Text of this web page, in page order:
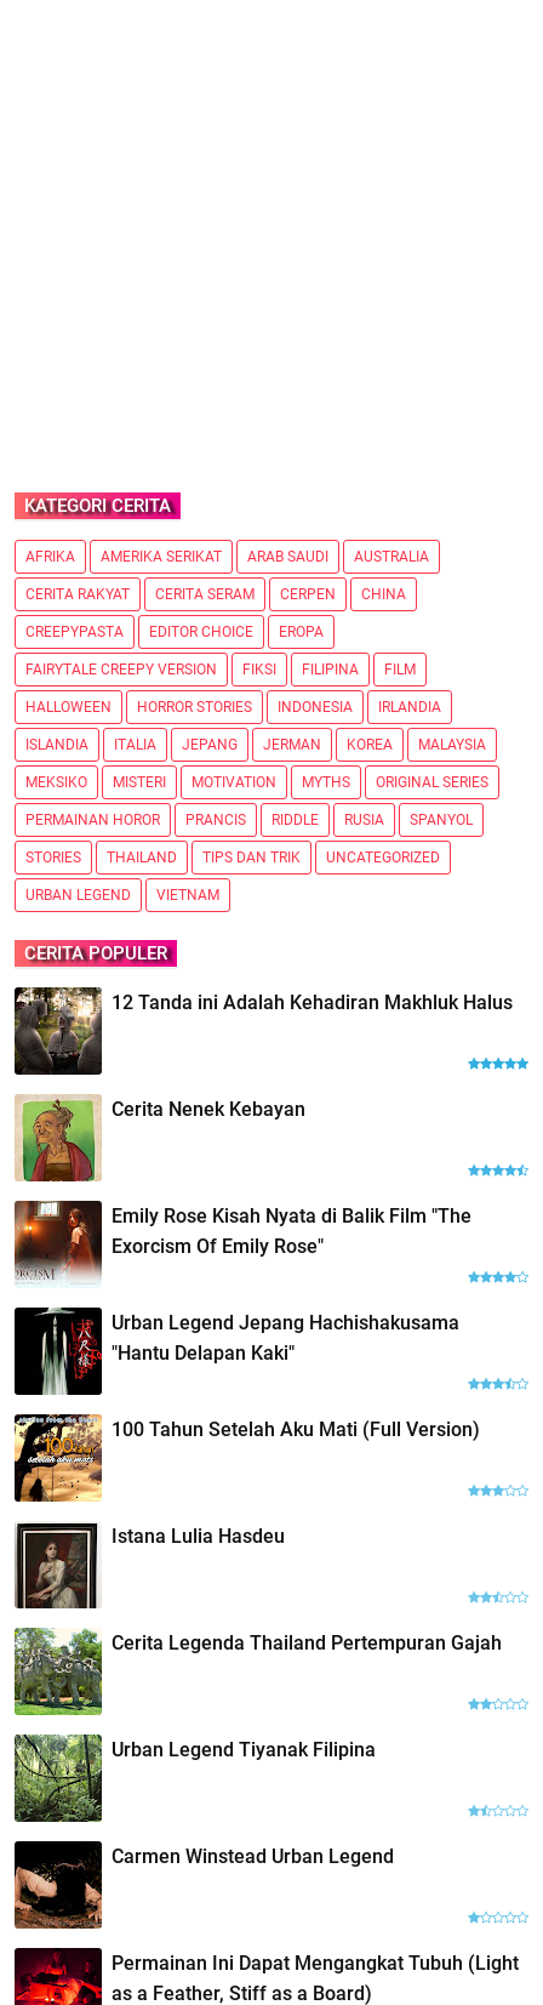
KATEGORI CERITA
AFRIKA AMERIKA SERIKAT ARAB SAUDI AUSTRALIA
CERITA RAKYAT CERITA SERAM CERPEN CHINA
CREEPYPASTA EDITOR CHOICE EROPA
FAIRYTALE CREEPY VERSION FIKSI FILIPINA FILM
HALLOWEEN HORROR STORIES INDONESIA IRLANDIA
ISLANDIA ITALIA JEPANG JERMAN KOREA MALAYSIA
MEKSIKO MISTERI MOTIVATION MYTHS ORIGINAL SERIES
PERMAINAN HOROR PRANCIS RIDDLE RUSIA SPANYOL
STORIES THAILAND TIPS DAN TRIK UNCATEGORIZED
URBAN LEGEND VIETNAM
CERITA POPULER
12 Tanda ini Adalah Kehadiran Makhluk Halus
Cerita Nenek Kebayan
Emily Rose Kisah Nyata di Balik Film "The
Exorcism Of Emily Rose"
Urban Legend Jepang Hachishakusama
"Hantu Delapan Kaki"
100 Tahun Setelah Aku Mati (Full Version)
Istana Lulia Hasdeu
Cerita Legenda Thailand Pertempuran Gajah
Urban Legend Tiyanak Filipina
Carmen Winstead Urban Legend
Permainan Ini Dapat Mengangkat Tubuh (Light
as a Feather, Stiff as a Board)